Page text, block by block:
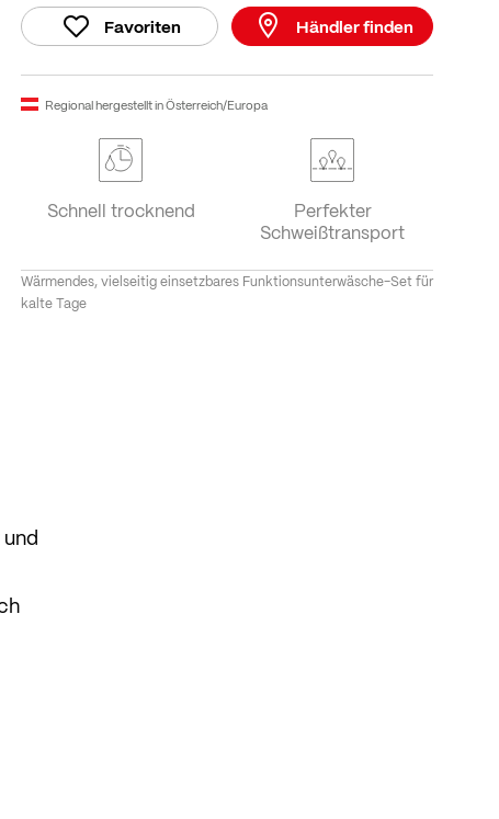
Favoriten Händler finden
Regional hergestellt in Österreich/Europa
Schnell trocknend
Perfekter
Schweißtransport
Wärmendes, vielseitig einsetzbares Funktionsunterwäsche-Set für
kalte Tage